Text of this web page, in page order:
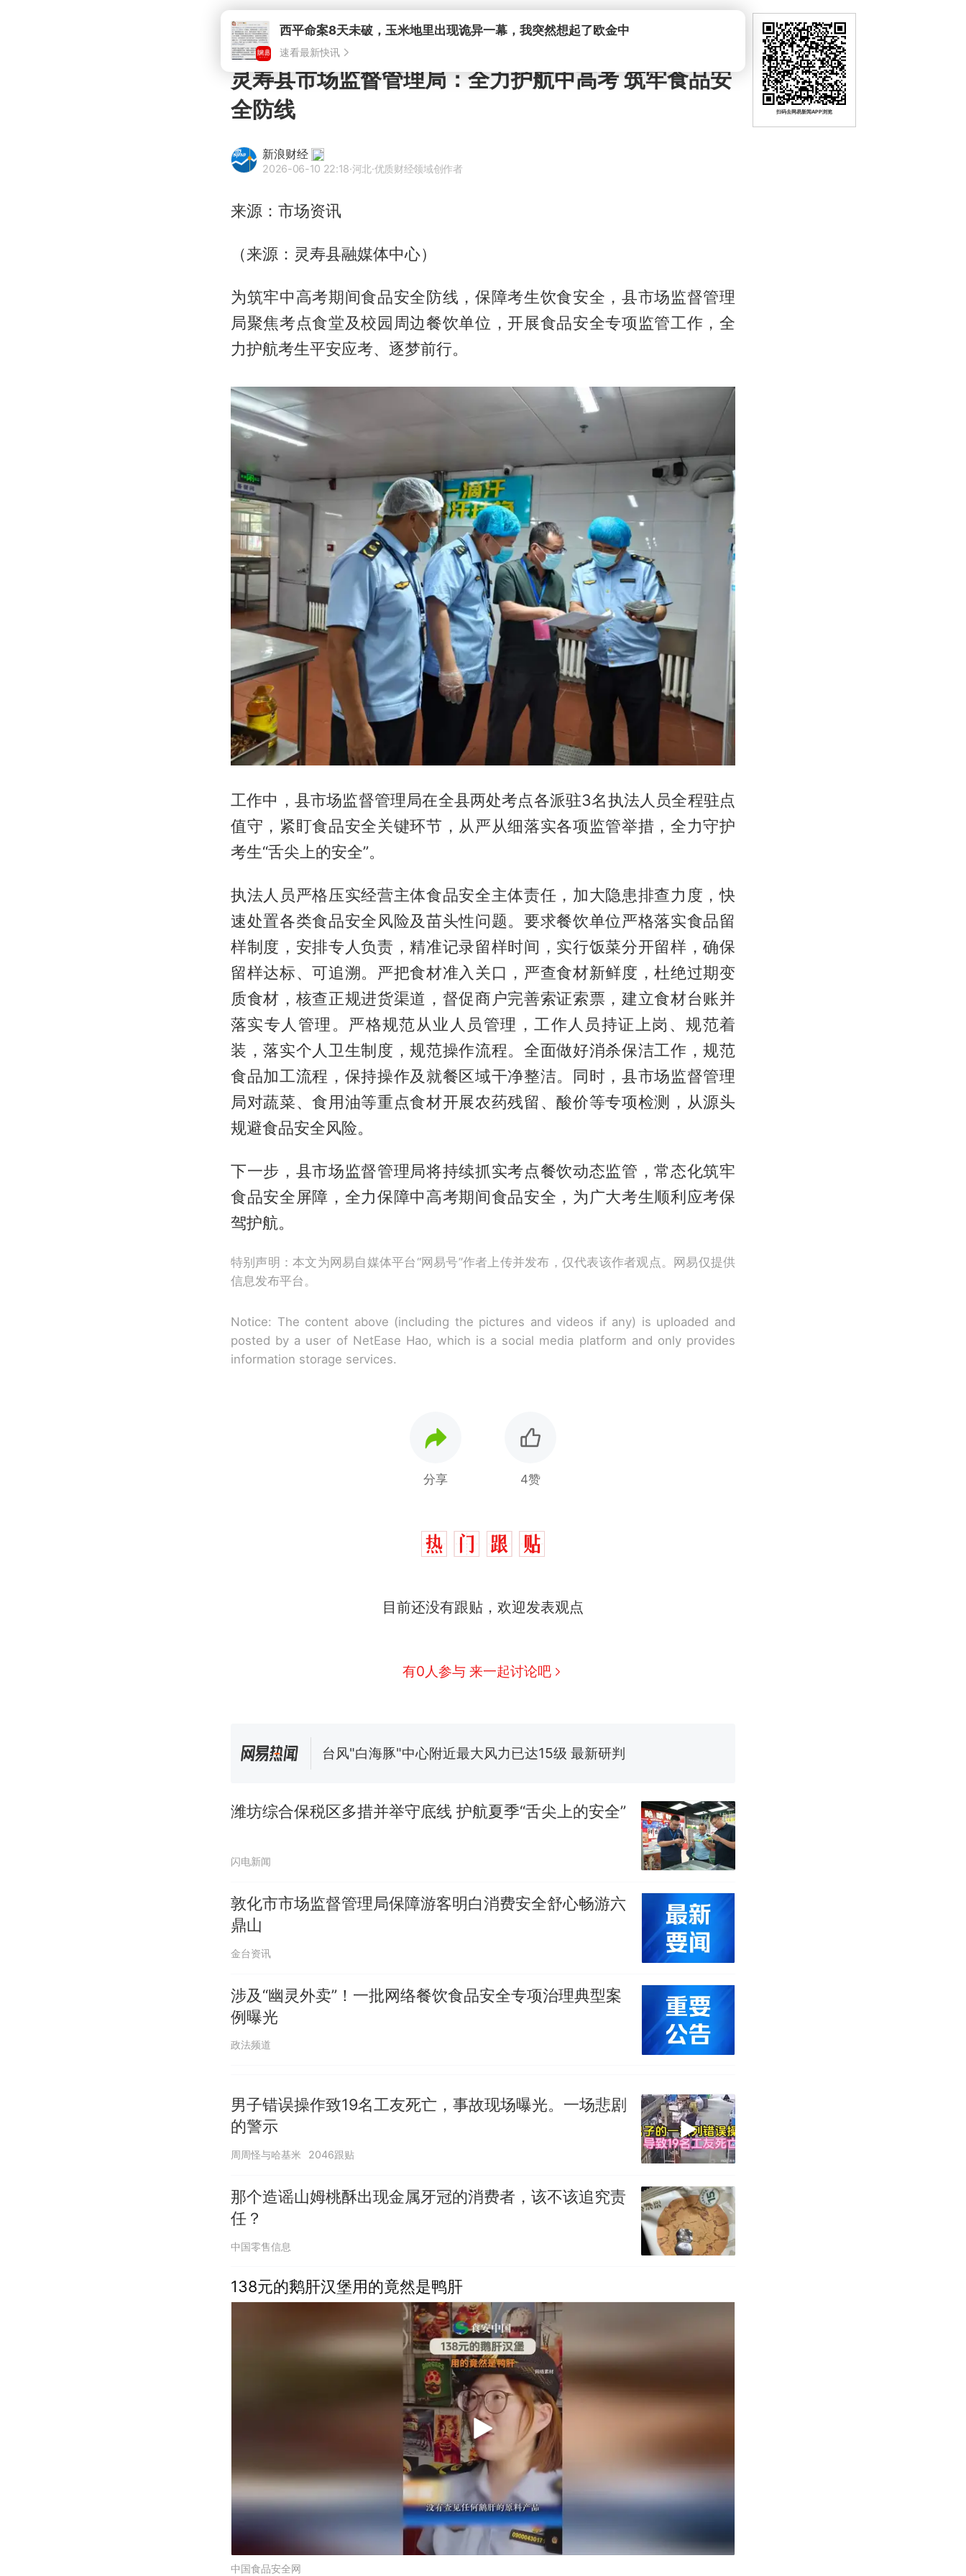
灵寿县市场监督管理局：全力护航中高考 筑牢食品安
全防线
新浪财经
2026-06-10 22:18·河北·优质财经领域创作者
来源：市场资讯
（来源：灵寿县融媒体中心）
为筑牢中高考期间食品安全防线，保障考生饮食安全，县市场监督管理
局聚焦考点食堂及校园周边餐饮单位，开展食品安全专项监管工作，全
力护航考生平安应考、逐梦前行。
工作中，县市场监督管理局在全县两处考点各派驻3名执法人员全程驻点
值守，紧盯食品安全关键环节，从严从细落实各项监管举措，全力守护
考生“舌尖上的安全”。
执法人员严格压实经营主体食品安全主体责任，加大隐患排查力度，快
速处置各类食品安全风险及苗头性问题。要求餐饮单位严格落实食品留
样制度，安排专人负责，精准记录留样时间，实行饭菜分开留样，确保
留样达标、可追溯。严把食材准入关口，严查食材新鲜度，杜绝过期变
质食材，核查正规进货渠道，督促商户完善索证索票，建立食材台账并
落实专人管理。严格规范从业人员管理，工作人员持证上岗、规范着
装，落实个人卫生制度，规范操作流程。全面做好消杀保洁工作，规范
食品加工流程，保持操作及就餐区域干净整洁。同时，县市场监督管理
局对蔬菜、食用油等重点食材开展农药残留、酸价等专项检测，从源头
规避食品安全风险。
下一步，县市场监督管理局将持续抓实考点餐饮动态监管，常态化筑牢
食品安全屏障，全力保障中高考期间食品安全，为广大考生顺利应考保
驾护航。
特别声明：本文为网易自媒体平台“网易号”作者上传并发布，仅代表该作者观点。网易仅提供
信息发布平台。
Notice: The content above (including the pictures and videos if any) is uploaded and
posted by a user of NetEase Hao, which is a social media platform and only provides
information storage services.
分享 4赞
目前还没有跟贴，欢迎发表观点
有0人参与 来一起讨论吧
搬家报价570元，搬到楼下交5060元才肯搬上楼！女子傻眼
台风"白海豚"中心附近最大风力已达15级 最新研判
招聘，成立调查组全面核查
那个在床头放菜刀的女孩，因老师一句“跟我回家”改写了人生
潍坊综合保税区多措并举守底线 护航夏季“舌尖上的安全”
闪电新闻
敦化市市场监督管理局保障游客明白消费安全舒心畅游六
鼎山
金台资讯
涉及“幽灵外卖”！一批网络餐饮食品安全专项治理典型案
例曝光
政法频道
男子错误操作致19名工友死亡，事故现场曝光。一场悲剧
的警示
周周怪与哈基米 2046跟贴
那个造谣山姆桃酥出现金属牙冠的消费者，该不该追究责
任？
中国零售信息
138元的鹅肝汉堡用的竟然是鸭肝
中国食品安全网
扫码去网易新闻APP浏览